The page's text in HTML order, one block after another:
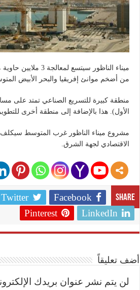
من أضخم موانئ إفريقيا والبحر الأبيض
الأول). هذا بالإضافة إلى منطقة أخرى للتطوير على
الاقتصادي لجهة الشرق.
Share
Facebook
Twitter
LinkedIn
Pinterest
أضف تعليقاً
لن يتم نشر عنوان بريدك